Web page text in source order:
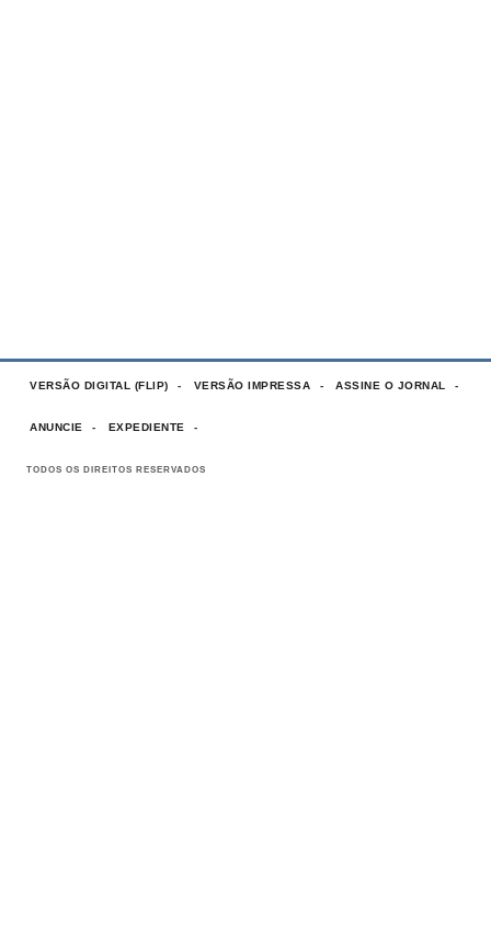
VERSÃO DIGITAL (FLIP) VERSÃO IMPRESSA ASSINE O JORNAL
ANUNCIE EXPEDIENTE
TODOS OS DIREITOS RESERVADOS